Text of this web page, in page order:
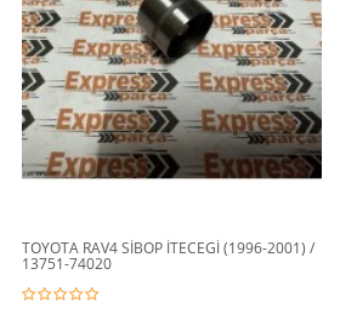
TOYOTA RAV4 SİBOP İTECEGİ (1996-2001) /
13751-74020